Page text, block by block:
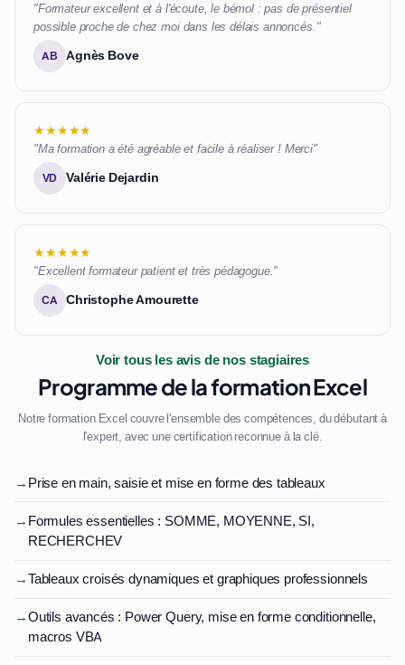
"Formateur excellent et à l'écoute, le bémol : pas de présentiel
possible proche de chez moi dans les délais annoncés."
AB Agnès Bove
★★★★★
"Ma formation a été agréable et facile à réaliser ! Merci"
VD Valérie Dejardin
★★★★★
"Excellent formateur patient et très pédagogue."
CA Christophe Amourette
Voir tous les avis de nos stagiaires
Programme de la formation Excel
Notre formation Excel couvre l'ensemble des compétences, du débutant à
l'expert, avec une certification reconnue à la clé.
→ Prise en main, saisie et mise en forme des tableaux
→ Formules essentielles : SOMME, MOYENNE, SI,
RECHERCHEV
→Tableaux croisés dynamiques et graphiques professionnels
→Outils avancés : Power Query, mise en forme conditionnelle,
macros VBA